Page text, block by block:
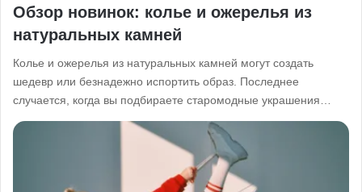
Обзор новинок: колье и ожерелья из
натуральных камней
Колье и ожерелья из натуральных камней могут создать
шедевр или безнадежно испортить образ. Последнее
случается, когда вы подбираете старомодные украшения…